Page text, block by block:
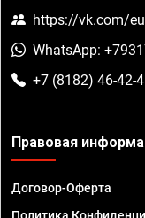
https://vk.com/
WhatsApp:
+7 (8182) 46-42-
Правовая
Договор-Оферта